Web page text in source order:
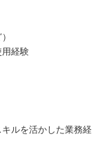
用経験
ルを活かした業務経